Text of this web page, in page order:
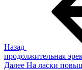
Назад
продолжительная
Следующая
Далее На ласки